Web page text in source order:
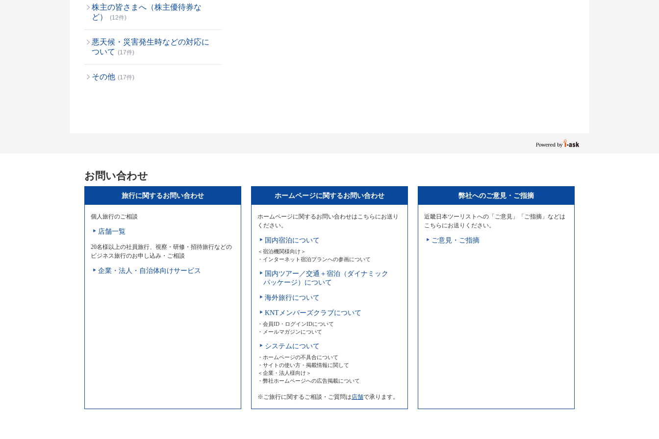
株主の皆さまへ（株主優待券な
ど）
(12件)
悪天候・災害発生時などの対応に
ついて (17件)
その他 (17件)
お問い合わせ
旅行に関するお問い合わせ
個人旅行のご相談
店舗一覧
20名様以上の社員旅行、視察・研修・招待旅行などの
ビジネス旅行のお申し込み・ご相談
企業・法人・自治体向けサービス
ホームページに関するお問い合わせ
ホームページに関するお問い合わせはこちらにお送り
ください。
国内宿泊について
＜宿泊機関様向け＞
・インターネット宿泊プランへの参画について
国内ツアー／交通＋宿泊（ダイナミック
パッケージ）について
海外旅行について
KNTメンバーズクラブについて
・会員ID・ログインIDについて
・メールマガジンについて
システムについて
・ホームページの不具合について
・サイトの使い方・掲載情報に関して
＜企業・法人様向け＞
・弊社ホームページへの広告掲載について
※ご旅行に関するご相談・ご質問は店舗で承ります。
弊社へのご意見・ご指摘
近畿日本ツーリストへの「ご意見」「ご指摘」などは
こちらにお送りください。
ご意見・ご指摘